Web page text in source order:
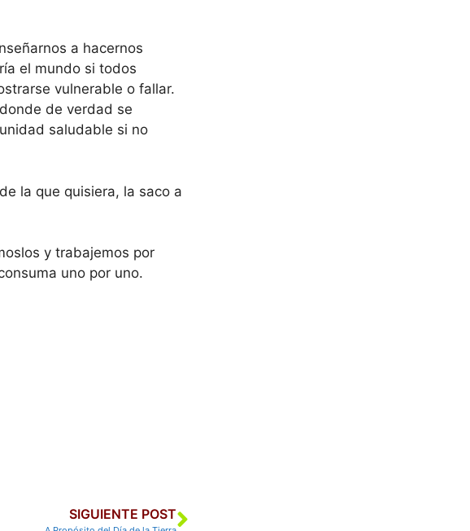
a hacernos
el mundo si todos
vulnerable o fallar.
de verdad se
saludable si no
la que quisiera, la saco a
y trabajemos por
uno por uno.
SIGUIENTE POST